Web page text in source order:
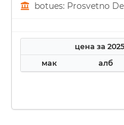
botues: Prosvetno
цена за
мак
алб